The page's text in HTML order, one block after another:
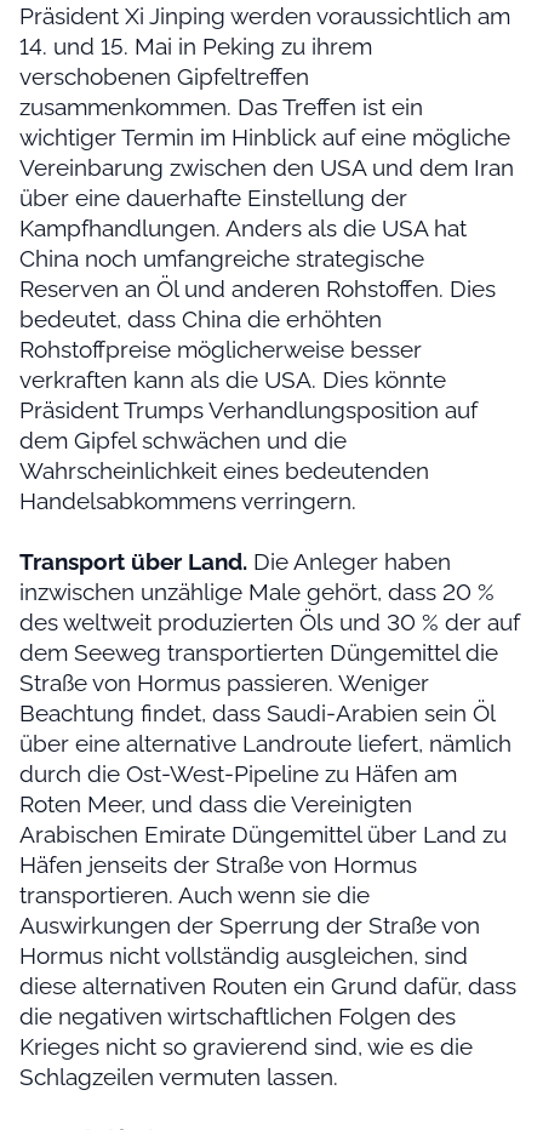
Präsident Xi Jinping werden voraussichtlich am
14. und 15. Mai in Peking zu ihrem
verschobenen Gipfeltreffen
zusammenkommen. Das Treffen ist ein
wichtiger Termin im Hinblick auf eine mögliche
Vereinbarung zwischen den USA und dem Iran
über eine dauerhafte Einstellung der
Kampfhandlungen. Anders als die USA hat
China noch umfangreiche strategische
Reserven an Öl und anderen Rohstoffen. Dies
bedeutet, dass China die erhöhten
Rohstoffpreise möglicherweise besser
verkraften kann als die USA. Dies könnte
Präsident Trumps Verhandlungsposition auf
dem Gipfel schwächen und die
Wahrscheinlichkeit eines bedeutenden
Handelsabkommens verringern.
Transport über Land. Die Anleger haben
inzwischen unzählige Male gehört, dass 20 %
des weltweit produzierten Öls und 30 % der auf
dem Seeweg transportierten Düngemittel die
Straße von Hormus passieren. Weniger
Beachtung findet, dass Saudi-Arabien sein Öl
über eine alternative Landroute liefert, nämlich
durch die Ost-West-Pipeline zu Häfen am
Roten Meer, und dass die Vereinigten
Arabischen Emirate Düngemittel über Land zu
Häfen jenseits der Straße von Hormus
transportieren. Auch wenn sie die
Auswirkungen der Sperrung der Straße von
Hormus nicht vollständig ausgleichen, sind
diese alternativen Routen ein Grund dafür, dass
die negativen wirtschaftlichen Folgen des
Krieges nicht so gravierend sind, wie es die
Schlagzeilen vermuten lassen.